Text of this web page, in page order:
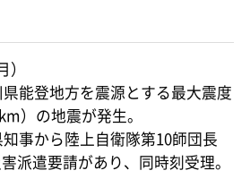
能登地方を震源とする最大震度
）の地震が発生。
事から陸上自衛隊第10師団長
派遣要請があり、同時刻受理。